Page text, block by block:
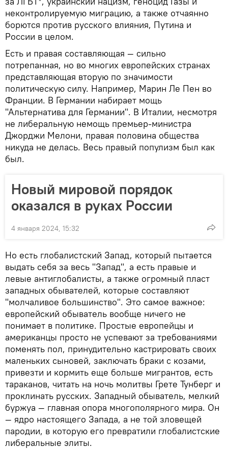
неконтролируемую миграцию, а также отчаянно
борются против русского влияния, Путина и
России в целом.
Есть и правая составляющая — сильно
потрепанная, но во многих европейских странах
представляющая вторую по значимости
политическую силу. Например, Марин Ле Пен во
Франции. В Германии набирает мощь
"Альтернатива для Германии". В Италии, несмотря
не либеральную немощь премьер-министра
Джорджи Мелони, правая половина общества
никуда не делась. Весь правый популизм был как
был.
Новый мировой порядок
оказался в руках России
4 января 2024, 15:32
Но есть глобалистский Запад, который пытается
выдать себя за весь "Запад", а есть правые и
левые антиглобалисты, а также огромный пласт
западных обывателей, которые составляют
"молчаливое большинство". Это самое важное:
европейский обыватель вообще ничего не
понимает в политике. Простые европейцы и
американцы просто не успевают за требованиями
поменять пол, принудительно кастрировать своих
маленьких сыновей, заключать браки с козами,
привезти и кормить еще больше мигрантов, есть
тараканов, читать на ночь молитвы Грете Тунберг и
проклинать русских. Западный обыватель, мелкий
буржуа — главная опора многополярного мира. Он
— ядро настоящего Запада, а не той зловещей
пародии, в которую его превратили глобалистские
либеральные элиты.